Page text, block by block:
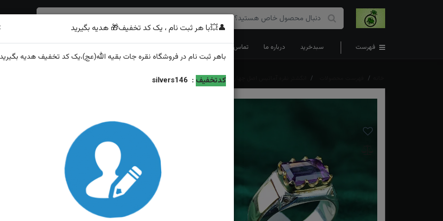
فهرست سبدخرید درباره ما تماس با ما
انگشتر نقره آماتیس اصل چهار گوش مخراج چهار قطعه برلیان اصل رکاب فیلی چنگی دست ساز
انگشتر نقره آماتیس اصل چهار گوش مخراج چهار قطعه
فیلی چنگی دست ساز
ویژگی‌های محصول
توضیحات: ارسال و سایز رایگان همراه با هدیه زعفران قائنات از...
👤💥با هر ثبت نام ، یک کد تخفیف🎁 هدیه بگیرید
باهر ثبت نام در فروشگاه نقره جات بقیه الله(عج)،یک کد تخفیف هدیه
کدتخفیف :
silvers146